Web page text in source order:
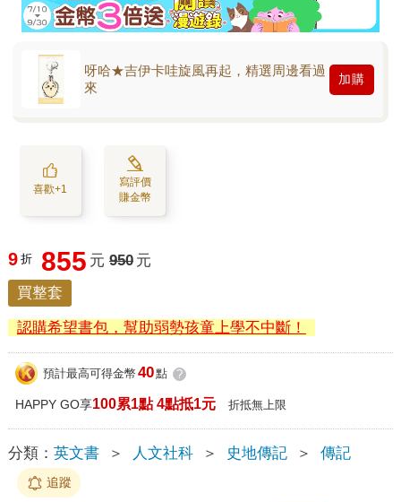
呀哈★吉伊卡哇旋風再起，精選周邊看過
來
加購
喜歡+1
寫評價
賺金幣
9 折 855 元 950 元
買整套
認購希望書包，幫助弱勢孩童上學不中斷！
預計最高可得金幣 40點 ?
HAPPY GO享100累1點 4點抵1元 折抵無上限
分類： 英文書 ＞ 人文社科 ＞ 史地傳記 ＞ 傳記
追蹤